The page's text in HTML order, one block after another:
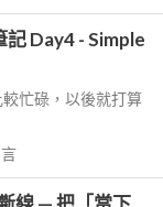
Day4 - Simple
忙碌，以後就打算